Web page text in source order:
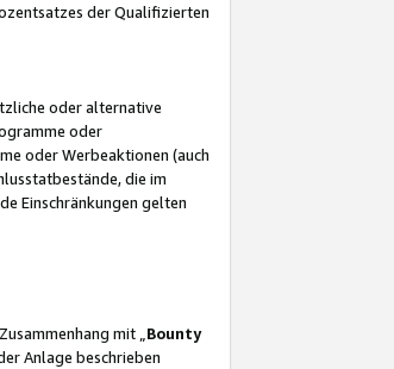
der Qualifizierten
oder alternative
oder
oder Werbeaktionen (auch
die im
Einschränkungen gelten
mit „ Bounty
Anlage beschrieben